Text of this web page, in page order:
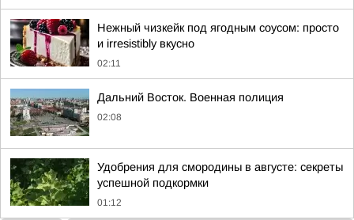
Нежный чизкейк под ягодным соусом: просто
и irresistibly вкусно
02:11
Дальний Восток. Военная полиция
02:08
Удобрения для смородины в августе: секреты
успешной подкормки
01:12